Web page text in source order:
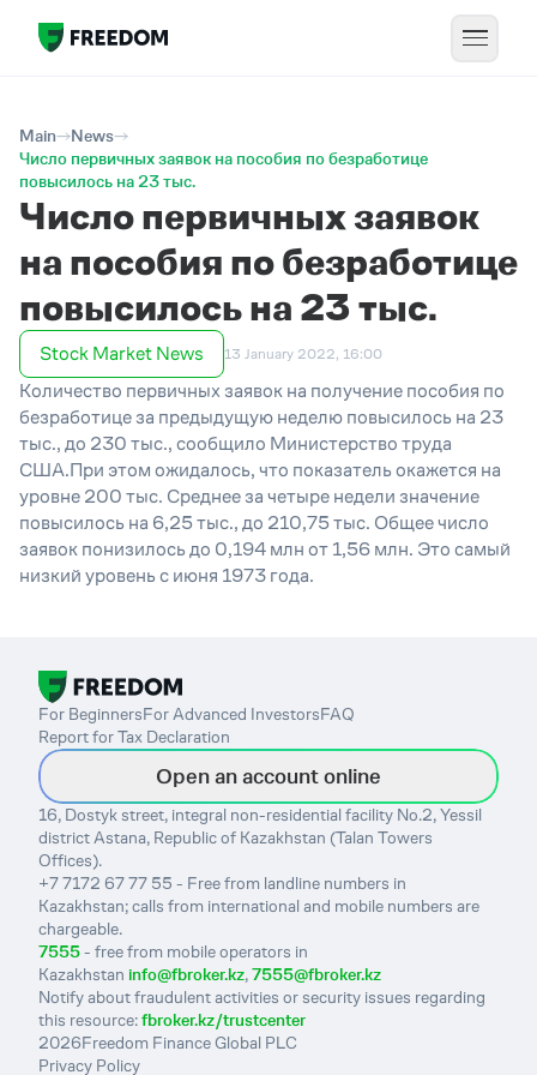
Main
News
Число первичных заявок на пособия по безработице
повысилось на 23 тыс.
Число первичных заявок
на пособия по безработице
повысилось на 23 тыс.
Stock Market News 13 January 2022, 16:00
Количество первичных заявок на получение пособия по
безработице за предыдущую неделю повысилось на 23
тыс., до 230 тыс., сообщило Министерство труда
США.При этом ожидалось, что показатель окажется на
уровне 200 тыс. Среднее за четыре недели значение
повысилось на 6,25 тыс., до 210,75 тыс. Общее число
заявок понизилось до 0,194 млн от 1,56 млн. Это самый
низкий уровень с июня 1973 года.
For BeginnersFor Advanced InvestorsFAQ
Report for Tax Declaration
Open an account online
16, Dostyk street, integral non-residential facility No.2, Yessil
district Astana, Republic of Kazakhstan (Talan Towers
Offices).
+7 7172 67 77 55 - Free from landline numbers in
Kazakhstan; calls from international and mobile numbers are
chargeable.
7555- free from mobile operators in
Kazakhstan info@fbroker.kz,7555@fbroker.kz
Notify about fraudulent activities or security issues regarding
this resource:fbroker.kz/trustcenter
2026Freedom Finance Global PLC
Privacy Policy